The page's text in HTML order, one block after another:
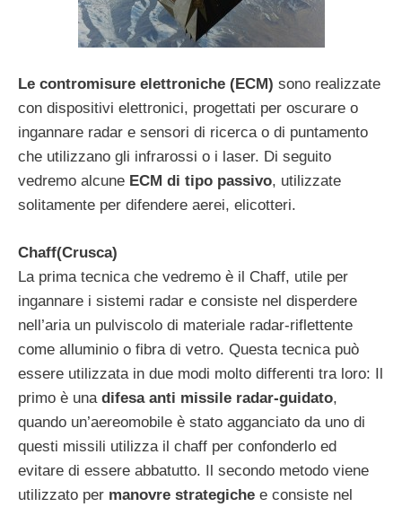
Le contromisure elettroniche (ECM) sono realizzate
con dispositivi elettronici, progettati per oscurare o
ingannare radar e sensori di ricerca o di puntamento
che utilizzano gli infrarossi o i laser. Di seguito
vedremo alcune ECM di tipo passivo, utilizzate
solitamente per difendere aerei, elicotteri.
Chaff(Crusca)
La prima tecnica che vedremo è il Chaff, utile per
ingannare i sistemi radar e consiste nel disperdere
nell’aria un pulviscolo di materiale radar-riflettente
come alluminio o fibra di vetro. Questa tecnica può
essere utilizzata in due modi molto differenti tra loro: Il
primo è una difesa anti missile radar-guidato,
quando un’aereomobile è stato agganciato da uno di
questi missili utilizza il chaff per confonderlo ed
evitare di essere abbatutto. Il secondo metodo viene
utilizzato per manovre strategiche e consiste nel